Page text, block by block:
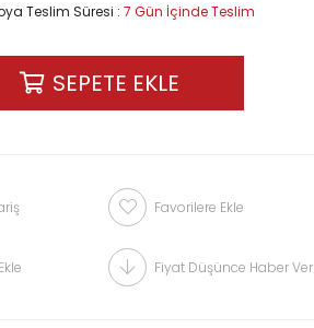
Teslim Süresi : 7 Gün İçinde Teslim
Favorilere Ekle
Fiyat Düşünce Haber Ver